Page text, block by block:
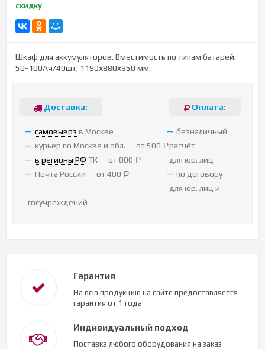
скидку
Шкаф для аккумуляторов. Вместимость по типам батарей:
50-100Ач/40шт; 1190х880х950 мм.
Доставка:
cамовывоз в Москве
курьер по Москве и обл. — от 500 Р
в регионы РФ ТК — от 800 Р
Почта России — от 400 Р
Оплата:
безналичный
расчёт
для юр. лиц
по договору
для юр. лиц и
госучреждений
Гарантия
На всю продукцию на сайте предоставляется
гарантия от 1 года
Индивидуальный подход
Поставка любого оборудования на заказ